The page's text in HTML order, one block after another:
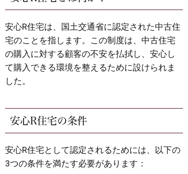
安心R住宅は、国土交通省に認定された中古住
宅のことを指します。この制度は、中古住宅
の購入に対する顧客の不安を払拭し、安心し
て購入できる環境を整えるために設けられま
した。
安心R住宅の条件
安心R住宅として認定されるためには、以下の
3つの条件を満たす必要があります：